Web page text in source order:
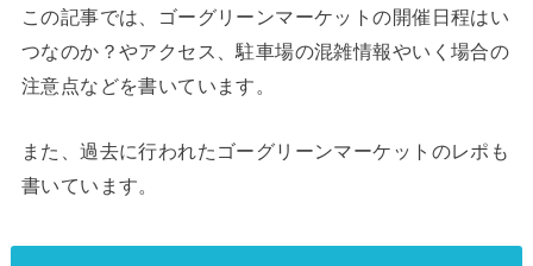
この記事では、ゴーグリーンマーケットの開催日程はい
つなのか？やアクセス、駐車場の混雑情報やいく場合の
注意点などを書いています。
また、過去に行われたゴーグリーンマーケットのレポも
書いています。